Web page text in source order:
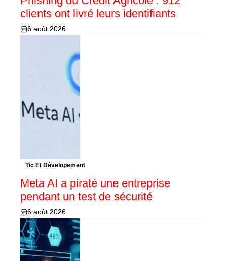
clients ont livré leurs identifiants
6 août 2026
Tic Et Dévelopement
Meta AI a piraté une entreprise
pendant un test de sécurité
6 août 2026